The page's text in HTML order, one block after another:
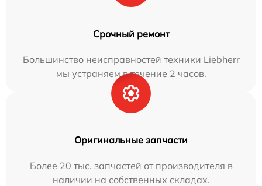
Срочный ремонт
Большинство неисправностей техники Liebherr
мы устраняем в течение 2 часов.
Оригинальные запчасти
Более 20 тыс. запчастей от производителя в
наличии на собственных складах.